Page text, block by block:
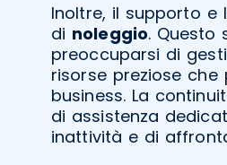
Inoltre, il supporto e
di noleggio. Questo
preoccuparsi di
risorse preziose
business. La
di assistenza
inattività e di